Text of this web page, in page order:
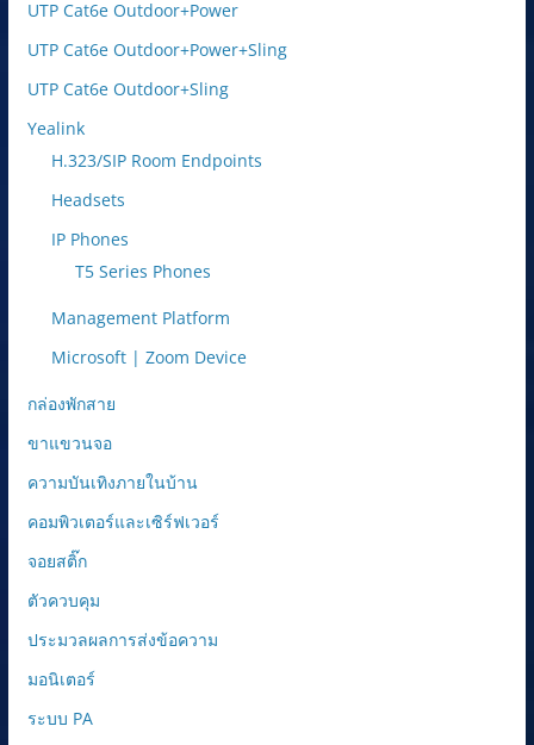
UTP Cat6e Outdoor+Power
UTP Cat6e Outdoor+Power+Sling
UTP Cat6e Outdoor+Sling
Yealink
H.323/SIP Room Endpoints
Headsets
IP Phones
T5 Series Phones
Management Platform
Microsoft | Zoom Device
กล่องพักสาย
ขาแขวนจอ
ความบันเทิงภายในบ้าน
คอมพิวเตอร์และเซิร์ฟเวอร์
จอยสติ๊ก
ตัวควบคุม
ประมวลผลการส่งข้อความ
มอนิเตอร์
ระบบ PA